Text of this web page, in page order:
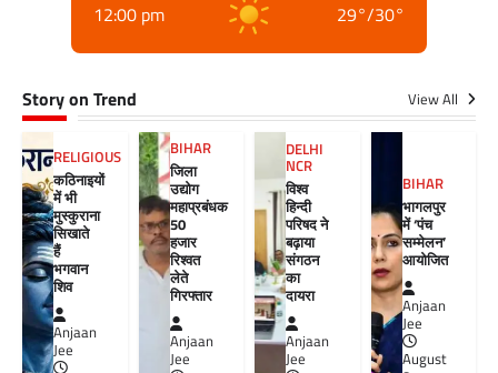
12:00 pm 29°/30°
Story on Trend View All
RELIGIOUS
कठिनाइयों
में भी
मुस्कुराना
सिखाते
हैं
भगवान
शिव
Anjaan
Jee
BIHAR
जिला
उद्योग
महाप्रबंधक
50
हजार
रिश्वत
लेते
गिरफ्तार
Anjaan
Jee
DELHI
NCR
विश्व
हिन्दी
परिषद ने
बढ़ाया
संगठन
का
दायरा
Anjaan
Jee
BIHAR
भागलपुर
में ‘पंच
सम्मेलन’
आयोजित
Anjaan
Jee
August